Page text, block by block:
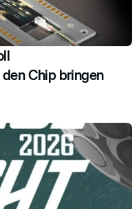
Chip bringen